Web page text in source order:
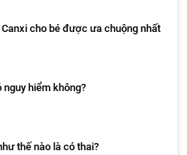
cho bé được ưa chuộng nhất
hiểm không?
thế nào là có thai?